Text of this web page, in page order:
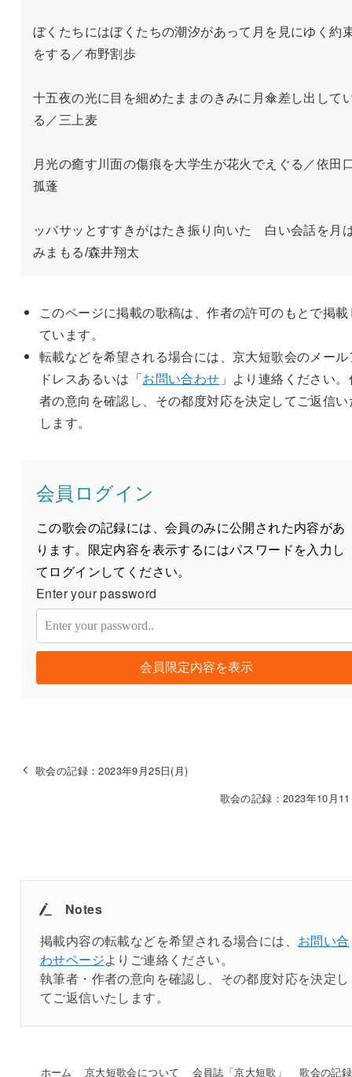
ぼくたちにはぼくたちの潮汐があって月を見にゆく約
をする／布野割歩
十五夜の光に目を細めたままのきみに月傘差し出して
る／三上麦
月光の癒す川面の傷痕を大学生が花火でえぐる／依田
孤蓬
ッバサッとすすきがはたき振り向いた　白い会話を月
みまもる/森井翔太
このページに掲載の歌稿は、作者の許可のもとで掲載
ています。
転載などを希望される場合には、京大短歌会のメール
ドレスあるいは「お問い合わせ 」より連絡ください
者の意向を確認し、その都度対応を決定してご返信い
します。
会員ログイン
この歌会の記録には、会員のみに公開された内容があ
ります。限定内容を表示するにはパスワードを入力し
てログインしてください。
Enter your password
会員限定内容を表示
歌会の記録：2023年9月25日(月)
歌会の記録：2023年10月
Notes
掲載内容の転載などを希望される場合には、 お問い合
わせページよりご連絡ください。
執筆者・作者の意向を確認し、その都度対応を決定し
てご返信いたします。
ホーム 京大短歌会について 会員誌「京大短歌」 歌会の記録